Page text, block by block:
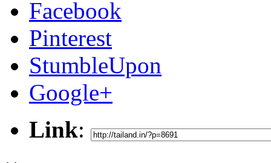
Facebook
Pinterest
StumbleUpon
Google+
Link: